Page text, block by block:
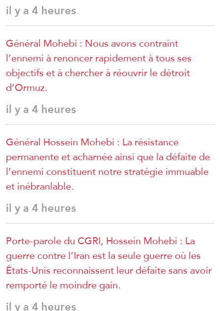
il y a 4 heures
Général Mohebi : Nous avons contraint
l’ennemi à renoncer rapidement à tous ses
objectifs et à chercher à réouvrir le détroit
d’Ormuz.
il y a 4 heures
Général Hossein Mohebi : La résistance
permanente et acharnée ainsi que la défaite de
l’ennemi constituent notre stratégie immuable
et inébranlable.
il y a 4 heures
Porte-parole du CGRI, Hossein Mohebi : La
guerre contre l’Iran est la seule guerre où les
États-Unis reconnaissent leur défaite sans avoir
remporté le moindre gain.
il y a 4 heures